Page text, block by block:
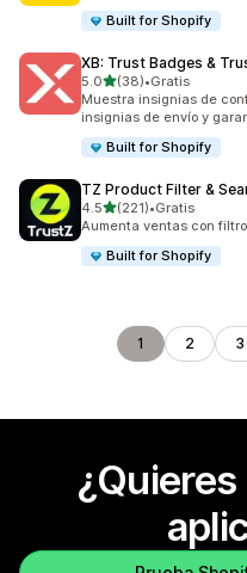
Built for Shopify
XB: Trust Badges &
5.0de 5 estrellas
(38)
38 reseñas en total
•Gratis
Muestra insignias de
insignias de envío y
Built for Shopify
TZ Product Filter &
4.5de 5 estrellas
(221)
221 reseñas en total
•Gratis
Aumenta ventas con
Built for Shopify
1 2 3